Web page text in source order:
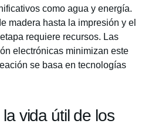
como agua y energía.
madera hasta la impresión y el
requiere recursos. Las
electrónicas minimizan este
se basa en tecnologías
vida útil de los